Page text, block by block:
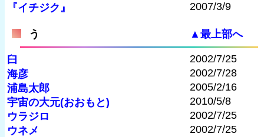
『イチジク』
2007/3/9
う ▲最上部へ
臼
2002/7/25
海彦
2002/7/28
浦島太郎
2005/2/16
宇宙の大元(おおもと)
2010/5/8
ウラジロ
2002/7/25
ウネメ
2002/7/25